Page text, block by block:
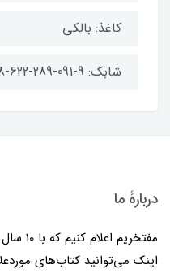
کاغذ: بالکی
شابک: 9-091-289-622-978
دربارۀ ما
اینک می‌توانید کتاب‌های